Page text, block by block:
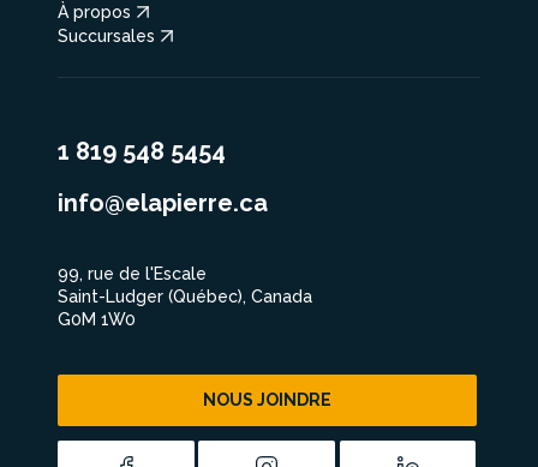
À propos
Succursales
1 819 548 5454
info@elapierre.ca
99, rue de l'Escale
Saint-Ludger (Québec), Canada
G0M 1W0
NOUS JOINDRE